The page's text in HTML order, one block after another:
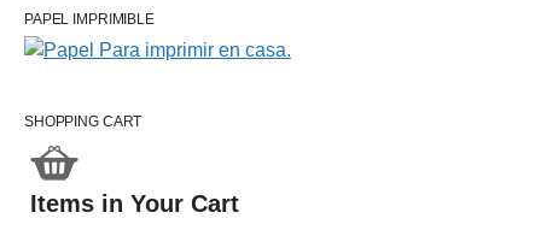
PAPEL IMPRIMIBLE
SHOPPING CART
Items in Your Cart